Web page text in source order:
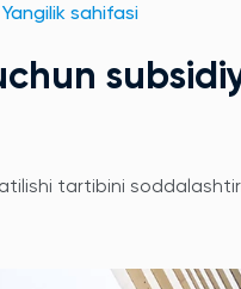
Yangilik sahifasi
tartibini